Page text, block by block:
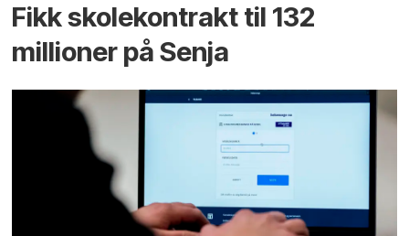
Fikk skole­kontrakt til 132
millioner på Senja